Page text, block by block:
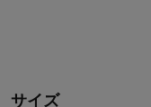
サイズ